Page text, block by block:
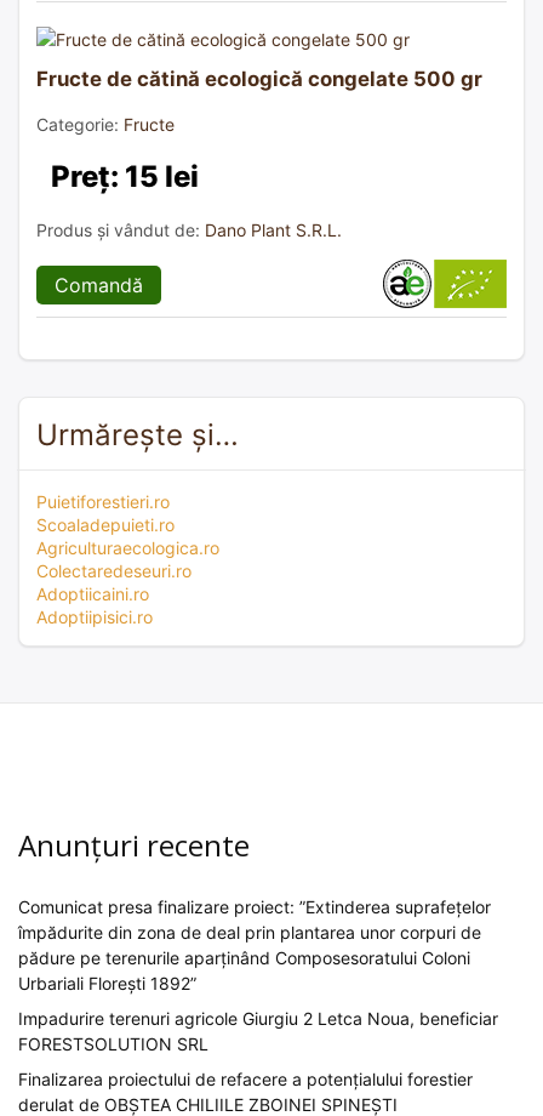
Fructe de cătină ecologică congelate 500 gr
Categorie: Fructe
Preț: 15 lei
Produs și vândut de: Dano Plant S.R.L.
Comandă
Urmărește și…
Puietiforestieri.ro
Scoaladepuieti.ro
Agriculturaecologica.ro
Colectaredeseuri.ro
Adoptiicaini.ro
Adoptiipisici.ro
Anunțuri recente
Comunicat presa finalizare proiect: ”Extinderea suprafețelor
împădurite din zona de deal prin plantarea unor corpuri de
pădure pe terenurile aparținând Composesoratului Coloni
Urbariali Florești 1892”
Impadurire terenuri agricole Giurgiu 2 Letca Noua, beneficiar
FORESTSOLUTION SRL
Finalizarea proiectului de refacere a potențialului forestier
derulat de OBȘTEA CHILIILE ZBOINEI SPINEȘTI